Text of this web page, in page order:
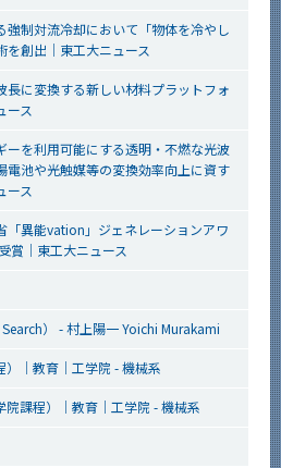
強制対流冷却において「物体を冷やし
を創出｜東工大ニュース
長に変換する新しい材料プラットフォ
ース
ーを利用可能にする透明・不燃な光波
池や光触媒等の変換効率向上に資す
ース
「異能vation」ジェネレーションアワ
賞｜東工大ニュース
） - 村上陽一 Yoichi Murakami
）｜教育｜工学院 - 機械系
課程）｜教育｜工学院 - 機械系